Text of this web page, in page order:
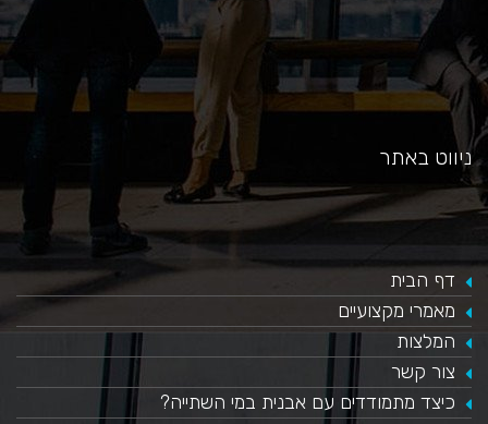
ניווט באתר
דף הבית
מאמרי מקצועיים
המלצות
צור קשר
כיצד מתמודדים עם אבנית במי השתייה?